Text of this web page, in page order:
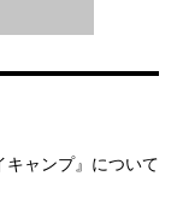
キャンプ』について